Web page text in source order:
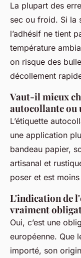
La plupart des
sec ou froid. Si la
l’adhésif ne tient
température
on risque des
décollement
Vaut-il mieux
autocollante ou
L’étiquette
une application
bandeau papier,
artisanal et
poser et est
L'indication de
vraiment
Oui, c’est une
européenne. Que
importé, son